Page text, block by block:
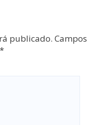
publicado. Campos
*